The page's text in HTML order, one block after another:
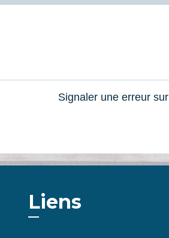
Signaler une erreur
Liens